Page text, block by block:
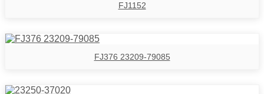
FJ1152
FJ376 23209-79085